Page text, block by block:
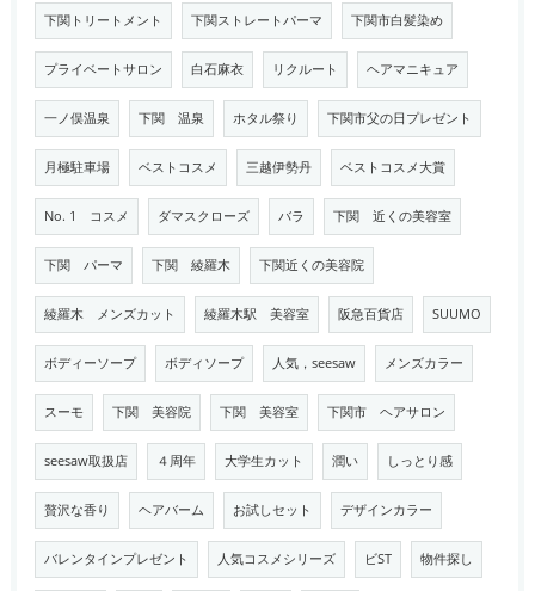
下関トリートメント 下関ストレートパーマ 下関市白髪染め
プライベートサロン 白石麻衣 リクルート ヘアマニキュア
一ノ俣温泉 下関 温泉 ホタル祭り 下関市父の日プレゼント
月極駐車場 ベストコスメ 三越伊勢丹 ベストコスメ大賞
No. 1 コスメ ダマスクローズ バラ 下関 近くの美容室
下関 パーマ 下関 綾羅木 下関近くの美容院
綾羅木 メンズカット 綾羅木駅 美容室 阪急百貨店 SUUMO
ボディーソープ ボディソープ 人気，seesaw メンズカラー
スーモ 下関 美容院 下関 美容室 下関市 ヘアサロン
seesaw取扱店 ４周年 大学生カット 潤い しっとり感
贅沢な香り ヘアバーム お試しセット デザインカラー
バレンタインプレゼント 人気コスメシリーズ ビST 物件探し